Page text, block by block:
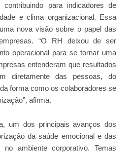
contribuindo para indicadores de
e clima organizacional. Essa
nova visão sobre o papel das
“O RH deixou de ser
operacional para se tornar uma
entenderam que resultados
diretamente das pessoas, do
forma como os colaboradores se
afirma.
um dos principais avanços dos
da saúde emocional e das
no ambiente corporativo. Temas